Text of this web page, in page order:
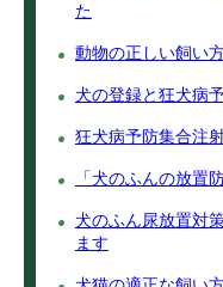
た
動物の正しい飼い
犬の登録と狂犬病
狂犬病予防集合注
「犬のふんの放置
犬のふん尿放置対
ます